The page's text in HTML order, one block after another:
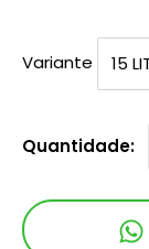
Variante
Quantidade: